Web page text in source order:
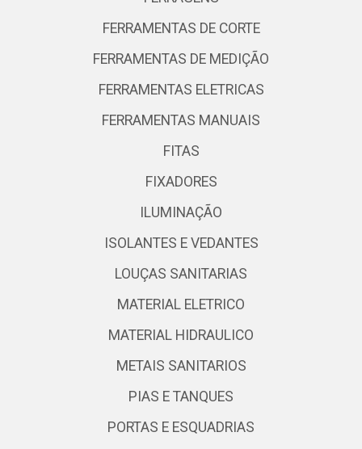
FERRAMENTAS DE CORTE
FERRAMENTAS DE MEDIÇÃO
FERRAMENTAS ELETRICAS
FERRAMENTAS MANUAIS
FITAS
FIXADORES
ILUMINAÇÃO
ISOLANTES E VEDANTES
LOUÇAS SANITARIAS
MATERIAL ELETRICO
MATERIAL HIDRAULICO
METAIS SANITARIOS
PIAS E TANQUES
PORTAS E ESQUADRIAS